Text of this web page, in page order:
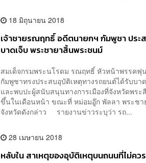
18 มิถุนายน 2018
เจ้าชายรณฤทธิ์ อดีตนายกฯ กัมพูชา ประ
บาดเจ็บ พระชายาสิ้นพระชนม์
สมเด็จกรมพระนโรดม รณฤทธิ์ หัวหน้าพรรคฟุ
กัมพูชาทรงประสบอุบัติเหตุทางรถยนต์ได้รับบา
และพบปะผู้สนับสนุนทางการเมืองที่จังหวัดพระ
ขึ้นในเดือนหน้า ขณะที่ หม่อมอู๊ก พัลลา พระช
จังหวัดดังกล่าว รายงานข่าวระบุว่า รถ...
28 เมษายน 2018
หลับใน สาเหตุของอุบัติเหตุบนถนนที่ไม่คว